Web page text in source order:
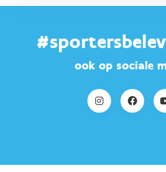
ook op sociale